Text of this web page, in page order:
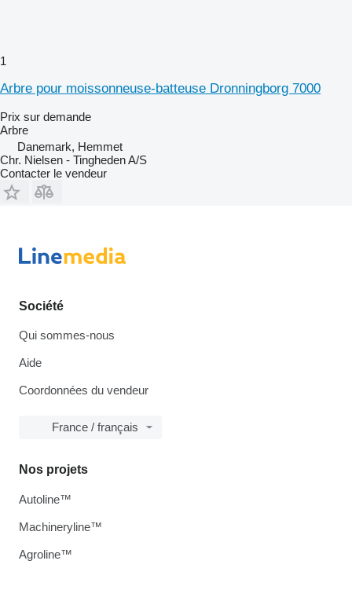
1
Arbre pour moissonneuse-batteuse Dronningborg 7000
Prix sur demande
Arbre
Danemark, Hemmet
Chr. Nielsen - Tingheden A/S
Contacter le vendeur
Société
Qui sommes-nous
Aide
Coordonnées du vendeur
France / français
Nos projets
Autoline™
Machineryline™
Agroline™